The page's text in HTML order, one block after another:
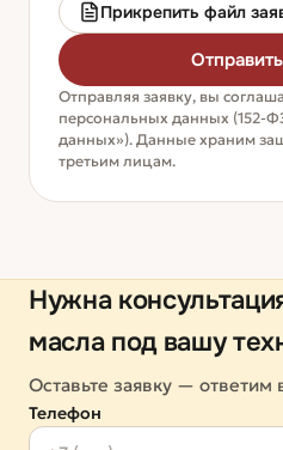
Прикрепить файл
Отправляя заявку, вы
персональных данных (152-
данных»). Данные храним
третьим лицам.
Нужна
масла под вашу
Оставьте заявку — ответим
Телефон